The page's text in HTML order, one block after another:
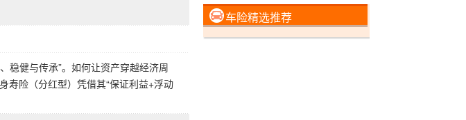
稳健与传承”。如何让资产穿越经济周
寿险（分红型）凭借其“保证利益+浮动
车险精选推荐